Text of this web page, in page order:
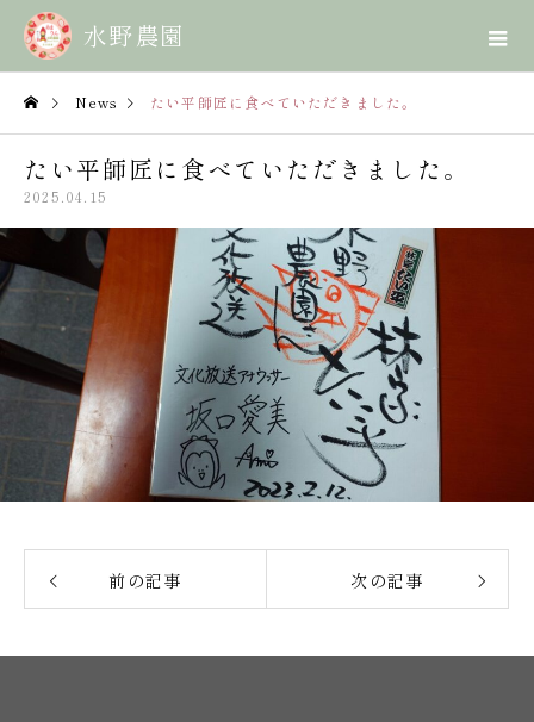
News たい平師匠に食べていただきました。
たい平師匠に食べていただきました。
2025.04.15
前の記事 次の記事